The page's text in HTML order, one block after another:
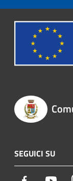
SEGUICI SU